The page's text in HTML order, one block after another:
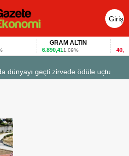
Giriş
Yap
GRAM ALTIN
6.890,411,09% 40,65
dünyayı geçti zirvede ödüle uçtu